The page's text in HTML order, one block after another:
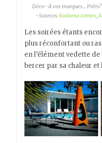
Déco • À vos marques…
• Sources:Kodama zomes,
Les soirées étants
plus réconfortant ou
en l’élément vedette
bercer par sa chaleur et